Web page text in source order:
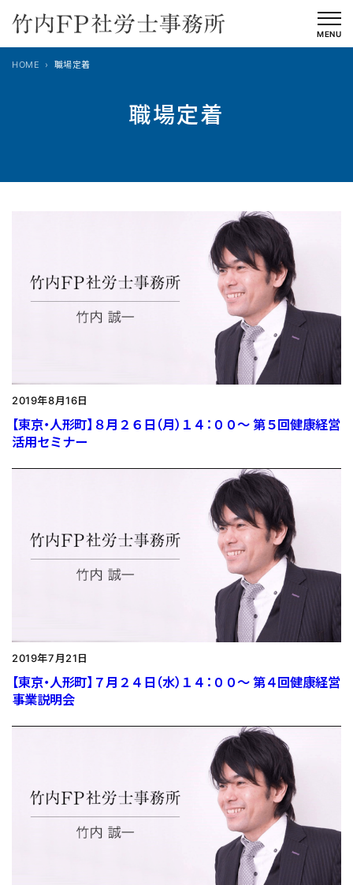
を
MENU
職場定着
HOME 職場定着
2019年8月16日
【東京・人形町】８月２６日（月）１４：００〜 第５回健康経営
活用セミナー
2019年7月21日
【東京・人形町】７月２４日（水）１４：００〜 第４回健康経営
事業説明会